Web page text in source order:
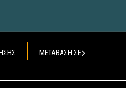
ΜΕΤΑΒΑΣΗ ΣΕ